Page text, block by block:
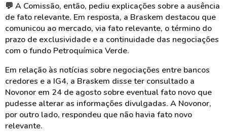
💬 A Comissão, então, pediu explicações sobre a ausência
de fato relevante. Em resposta, a Braskem destacou que
comunicou ao mercado, via fato relevante, o término do
prazo de exclusividade e a continuidade das negociações
com o fundo Petroquímica Verde.
Em relação às notícias sobre negociações entre bancos
credores e a IG4, a Braskem disse ter consultado a
Novonor em 24 de agosto sobre eventual fato novo que
pudesse alterar as informações divulgadas. A Novonor,
por outro lado, respondeu que não havia fato novo
relevante.